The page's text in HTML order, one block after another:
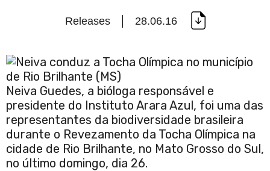
Releases 28.06.16
Neiva Guedes, a bióloga responsável e
presidente do Instituto Arara Azul, foi uma das
representantes da biodiversidade brasileira
durante o Revezamento da Tocha Olímpica na
cidade de Rio Brilhante, no Mato Grosso do Sul,
no último domingo, dia 26.